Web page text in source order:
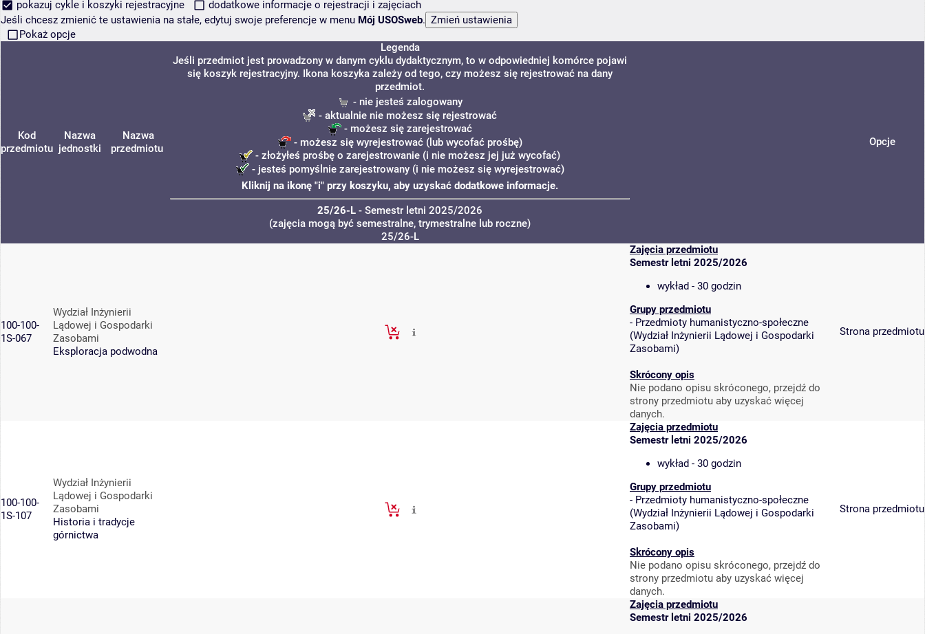
pokazuj cykle i koszyki rejestracyjne
dodatkowe informacje o rejestracji i zajęciach
Jeśli chcesz zmienić te ustawienia na stałe, edytuj swoje preferencje w menu Mój USOSweb.
Pokaż opcje
Kod
przedmiotu
Nazwa
jednostki
Nazwa
przedmiotu
Legenda
Jeśli przedmiot jest prowadzony w danym cyklu dydaktycznym, to w odpowiedniej komórce pojawi
się koszyk rejestracyjny. Ikona koszyka zależy od tego, czy możesz się rejestrować na dany
przedmiot.
- nie jesteś zalogowany
- aktualnie nie możesz się rejestrować
- możesz się zarejestrować
- możesz się wyrejestrować (lub wycofać prośbę)
- złożyłeś prośbę o zarejestrowanie (i nie możesz jej już wycofać)
- jesteś pomyślnie zarejestrowany (i nie możesz się wyrejestrować)
Kliknij na ikonę "i" przy koszyku, aby uzyskać dodatkowe informacje.
25/26-L - Semestr letni 2025/2026
(zajęcia mogą być semestralne, trymestralne lub roczne)
Opcje
25/26-L
100-100-
1S-067
Wydział Inżynierii
Lądowej i Gospodarki
Zasobami
Eksploracja podwodna
Zajęcia przedmiotu
Semestr letni 2025/2026
wykład - 30 godzin
Grupy przedmiotu
- Przedmioty humanistyczno-społeczne
(Wydział Inżynierii Lądowej i Gospodarki
Zasobami)
Skrócony opis
Nie podano opisu skróconego, przejdź do
strony przedmiotu aby uzyskać więcej
danych.
Strona przedmiotu
100-100-
1S-107
Wydział Inżynierii
Lądowej i Gospodarki
Zasobami
Historia i tradycje
górnictwa
Zajęcia przedmiotu
Semestr letni 2025/2026
wykład - 30 godzin
Grupy przedmiotu
- Przedmioty humanistyczno-społeczne
(Wydział Inżynierii Lądowej i Gospodarki
Zasobami)
Skrócony opis
Nie podano opisu skróconego, przejdź do
strony przedmiotu aby uzyskać więcej
danych.
Strona przedmiotu
Zajęcia przedmiotu
Semestr letni 2025/2026